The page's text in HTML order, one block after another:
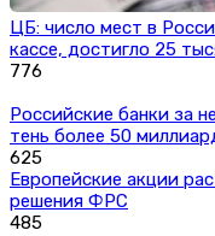
ЦБ: число мест в
кассе, достигло 25
776
Российские банки за
тень более 50
625
Европейские акции
решения ФРС
485